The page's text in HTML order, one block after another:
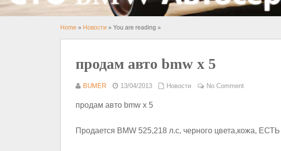
Home » Новости » You are reading »
продам авто bmw x 5
BUMER 13/04/2013 Новости No Comment
продам авто bmw x 5
Продается BMW 525,218 л.с, черного цвета,кожа,